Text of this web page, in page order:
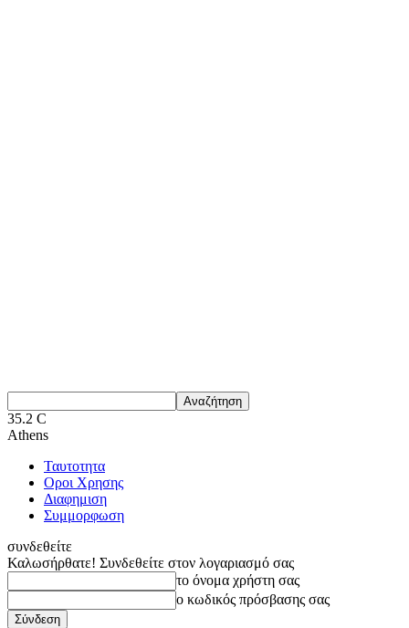
35.2 C
Athens
Ταυτοτητα
Οροι Χρησης
Διαφημιση
Συμμορφωση
συνδεθείτε
Καλωσήρθατε! Συνδεθείτε στον λογαριασμό σας
το όνομα χρήστη σας
ο κωδικός πρόσβασης σας